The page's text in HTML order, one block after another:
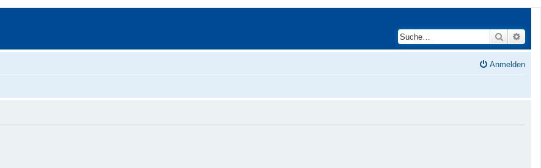
Suche
Anmelden